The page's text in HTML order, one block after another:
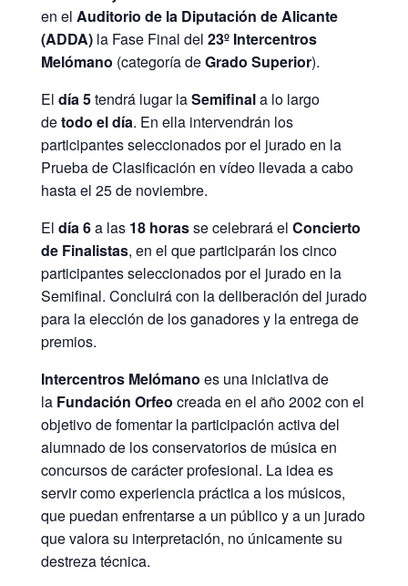
en el Auditorio de la Diputación de Alicante
(ADDA)la Fase Final del 23º Intercentros
Melómano (categoría deGrado Superior).
El día 5tendrá lugar laSemifinala lo largo
detodo el día. En ella intervendrán los
participantes seleccionados por el jurado en la
Prueba de Clasificación en vídeo llevada a cabo
hasta el 25 de noviembre.
El día 6a las 18 horasse celebrará el Concierto
de Finalistas, en el que participarán los cinco
participantes seleccionados por el jurado en la
Semifinal. Concluirá con la deliberación del jurado
para la elección de los ganadores y la entrega de
premios.
Intercentros Melómano es una iniciativa de
la Fundación Orfeo creada en el año 2002 con el
objetivo de fomentar la participación activa del
alumnado de los conservatorios de música en
concursos de carácter profesional. La idea es
servir como experiencia práctica a los músicos,
que puedan enfrentarse a un público y a un jurado
que valora su interpretación, no únicamente su
destreza técnica.